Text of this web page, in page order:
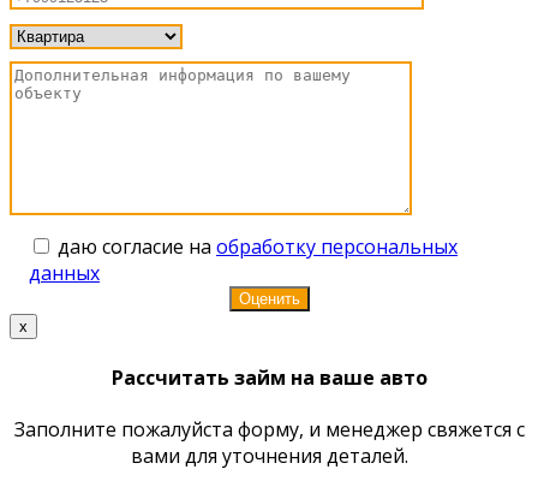
даю согласие на обработку персональных
данных
x
Рассчитать займ на ваше авто
Заполните пожалуйста форму, и менеджер свяжется с
вами для уточнения деталей.